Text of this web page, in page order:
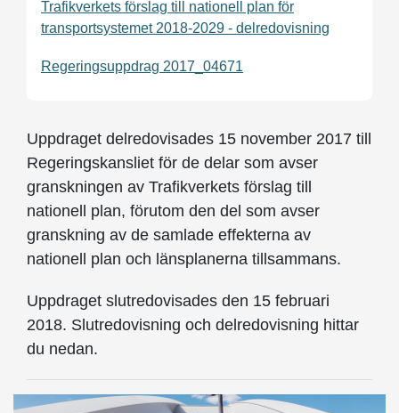
Trafikverkets förslag till nationell plan för
transportsystemet 2018-2029 - delredovisning
Regeringsuppdrag 2017_04671
Uppdraget delredovisades 15 november 2017 till
Regeringskansliet för de delar som avser
granskningen av Trafikverkets förslag till
nationell plan, förutom den del som avser
granskning av de samlade effekterna av
nationell plan och länsplanerna tillsammans.
Uppdraget slutredovisades den 15 februari
2018. Slutredovisning och delredovisning hittar
du nedan.